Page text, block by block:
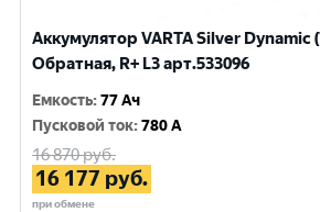
Аккумулятор VARTA Silver Dynamic
Обратная, R+ L3 арт.533096
Емкость:77 Ач
Пусковой ток:780 A
16 870руб.
16 177 руб.
при обмене